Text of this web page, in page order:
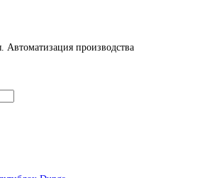
Автоматизация производства